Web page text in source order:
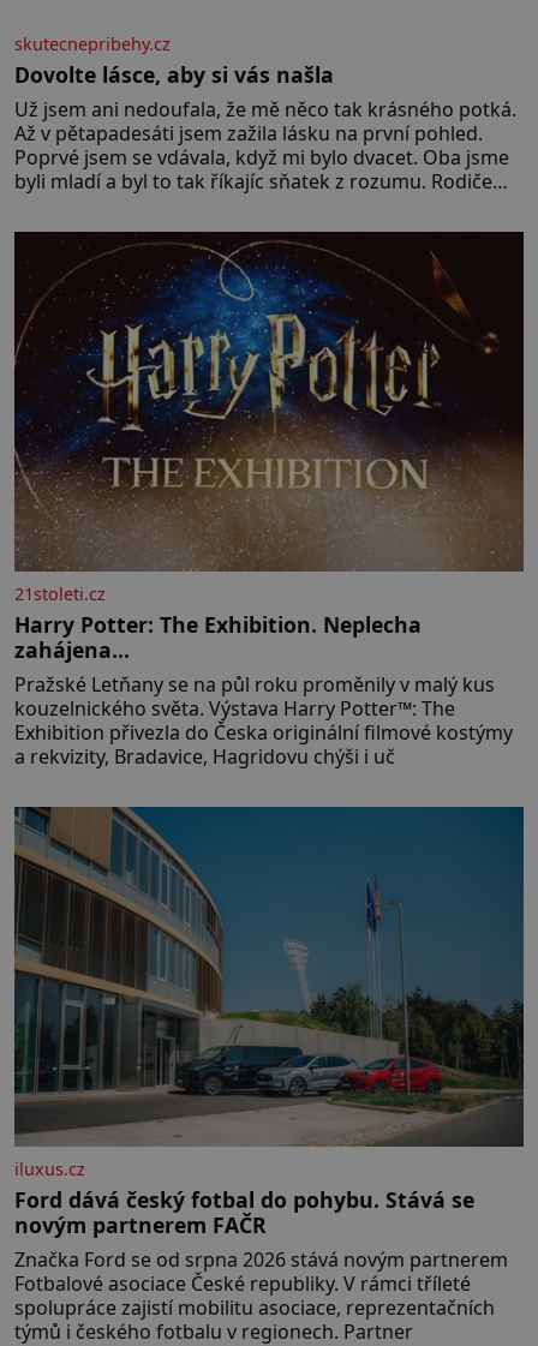
skutecnepribehy.cz
Dovolte lásce, aby si vás našla
Už jsem ani nedoufala, že mě něco tak krásného potká.
Až v pětapadesáti jsem zažila lásku na první pohled.
Poprvé jsem se vdávala, když mi bylo dvacet. Oba jsme
byli mladí a byl to tak říkajíc sňatek z rozumu. Rodiče
muž. Manželství nám oběma moc nesvědčilo, brzy jsme
zjistili, že
21stoleti.cz
Harry Potter: The Exhibition. Neplecha
zahájena…
Pražské Letňany se na půl roku proměnily v malý kus
kouzelnického světa. Výstava Harry Potter™: The
Exhibition přivezla do Česka originální filmové kostýmy
a rekvizity, Bradavice, Hagridovu chýši i uč
iluxus.cz
Ford dává český fotbal do pohybu. Stává se
novým partnerem FAČR
Značka Ford se od srpna 2026 stává novým partnerem
Fotbalové asociace České republiky. V rámci tříleté
spolupráce zajistí mobilitu asociace, reprezentačních
týmů i českého fotbalu v regionech. Partner